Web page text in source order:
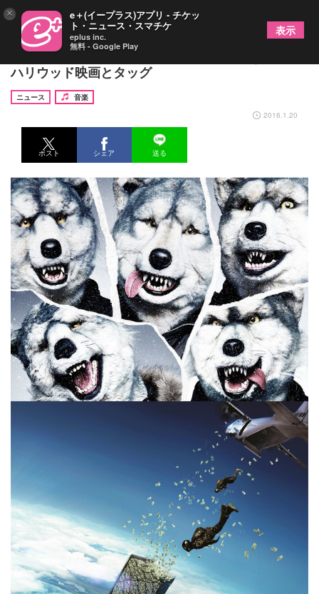
MAN WITH A MISSIONが“ミッション”つながりで
ハリウッド映画とタッグ
ニュース
音楽
2016.1.20
ポスト シェア 送る
× e＋(イープラス)アプリ - チケッ
ト・ニュース・スマチケ
eplus inc.
無料 - Google Play
表示